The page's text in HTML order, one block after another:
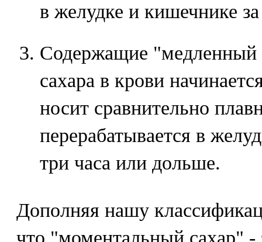
в желудке и кишечнике
Содержащие "медленный
сахара в крови
носит сравнительно
перерабатывается в
три часа или дольше.
Дополняя нашу
что "моментальный сахар" -